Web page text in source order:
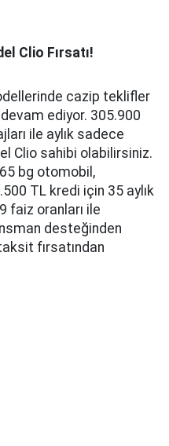
Clio Fırsatı!
cazip teklifler
ediyor. 305.900
ile aylık sadece
Clio sahibi olabilirsiniz.
bg otomobil,
TL kredi için 35 aylık
faiz oranları ile
desteğinden
fırsatından